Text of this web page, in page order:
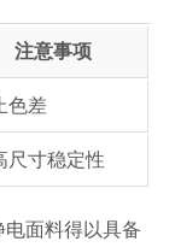
注意事项
色差
尺寸稳定性
面料得以具备